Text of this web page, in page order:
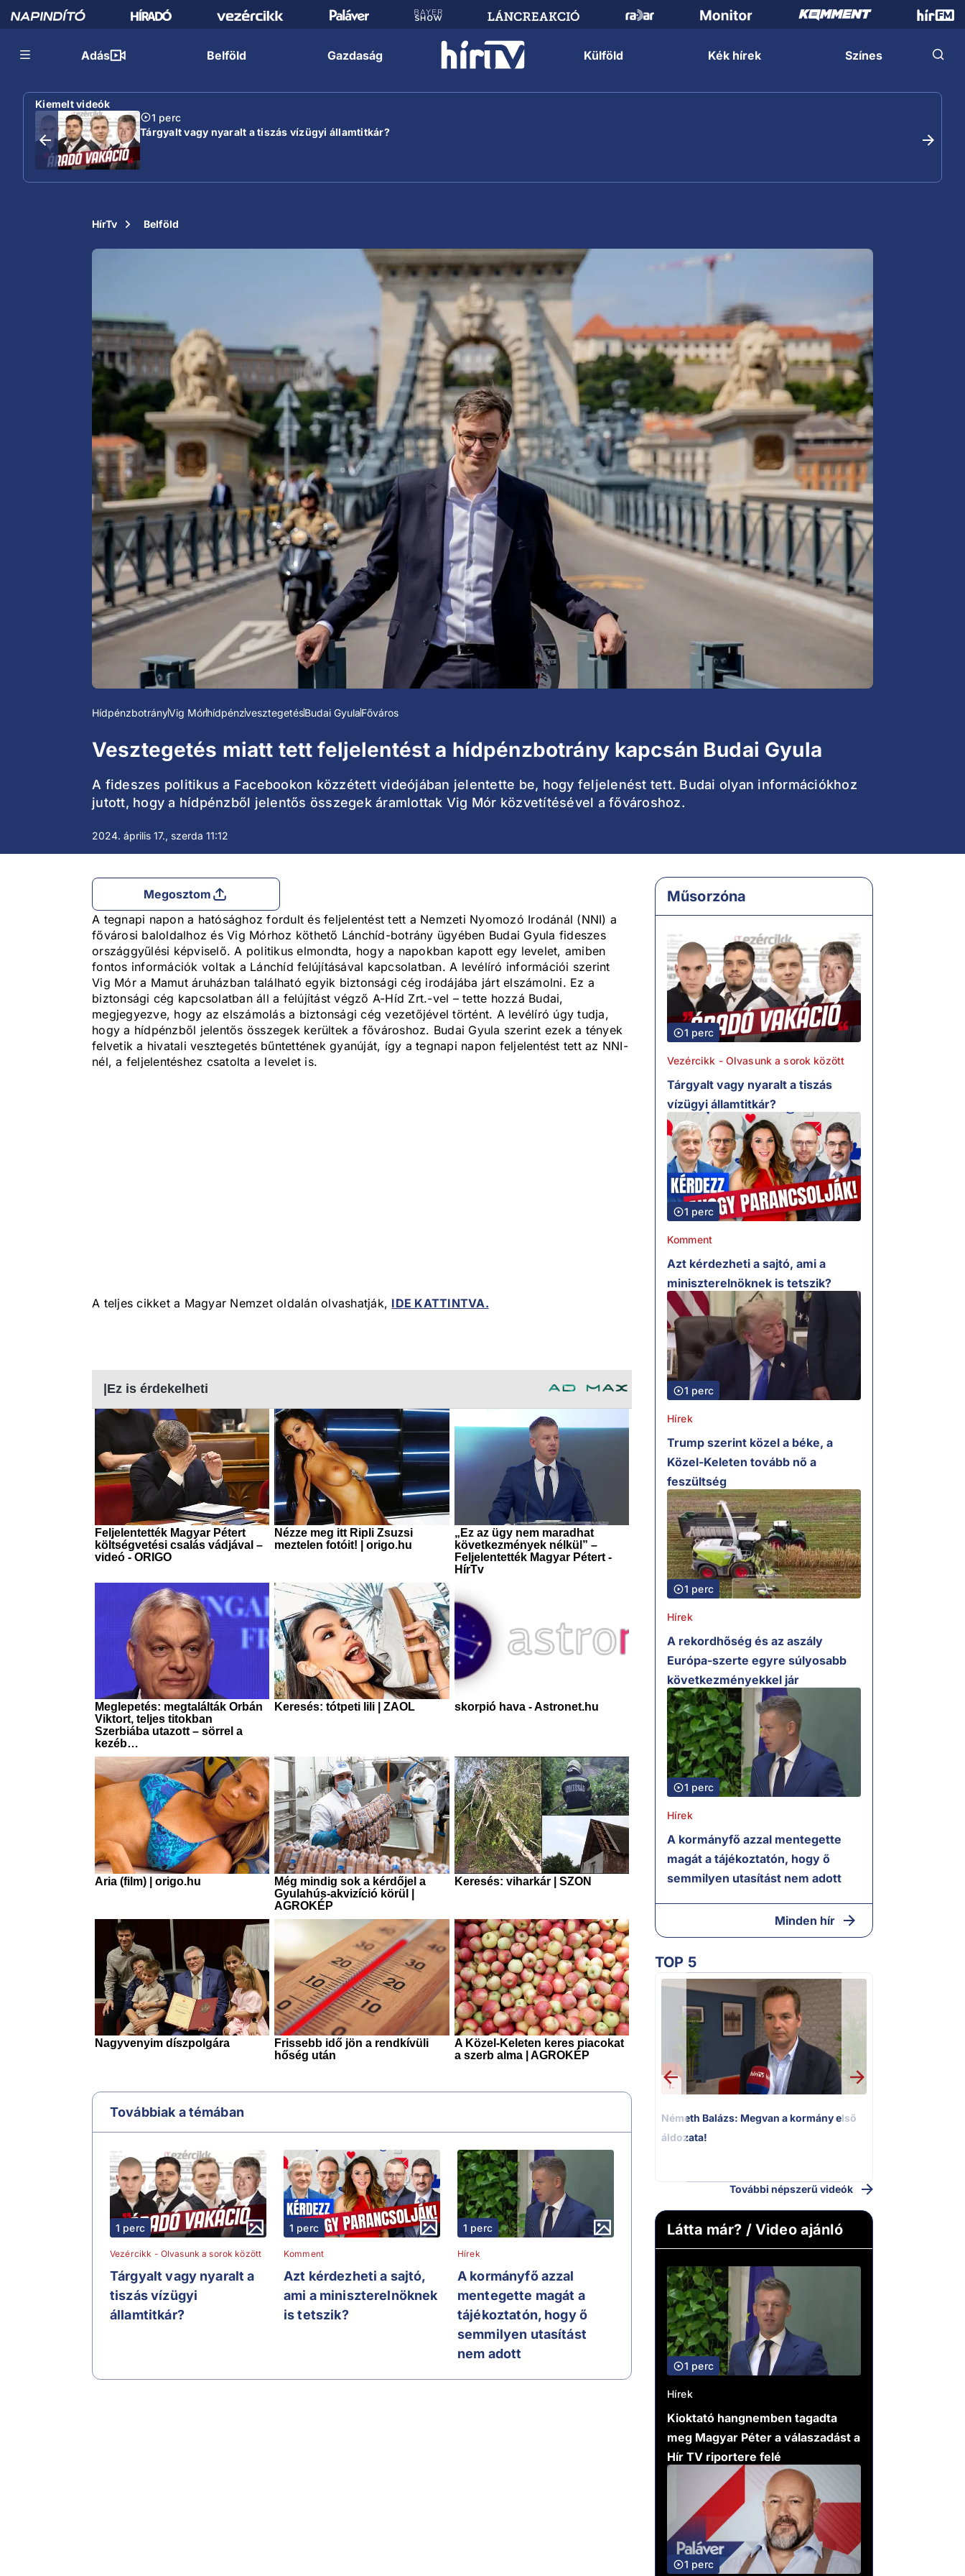
Adás Belföld Gazdaság Külföld Kék hírek Színes
Kiemelt videók
1 perc
Tárgyalt vagy nyaralt a tiszás vízügyi államtitkár?
HírTv Belföld
HídpénzbotrányVig MórhídpénzvesztegetésBudai GyulaFőváros
Vesztegetés miatt tett feljelentést a hídpénzbotrány kapcsán Budai Gyula
A fideszes politikus a Facebookon közzétett videójában jelentette be, hogy feljelenést tett. Budai olyan információkhoz
jutott, hogy a hídpénzből jelentős összegek áramlottak Vig Mór közvetítésével a fővároshoz.
2024. április 17., szerda 11:12
Megosztom
A tegnapi napon a hatósághoz fordult és feljelentést tett a Nemzeti Nyomozó Irodánál (NNI) a
fővárosi baloldalhoz és Vig Mórhoz köthető Lánchíd-botrány ügyében Budai Gyula fideszes
országgyűlési képviselő. A politikus elmondta, hogy a napokban kapott egy levelet, amiben
fontos információk voltak a Lánchíd felújításával kapcsolatban. A levélíró információi szerint
Vig Mór a Mamut áruházban található egyik biztonsági cég irodájába járt elszámolni. Ez a
biztonsági cég kapcsolatban áll a felújítást végző A-Híd Zrt.-vel – tette hozzá Budai,
megjegyezve, hogy az elszámolás a biztonsági cég vezetőjével történt. A levélíró úgy tudja,
hogy a hídpénzből jelentős összegek kerültek a fővároshoz. Budai Gyula szerint ezek a tények
felvetik a hivatali vesztegetés bűntettének gyanúját, így a tegnapi napon feljelentést tett az NNI-
nél, a feljelentéshez csatolta a levelet is.
A teljes cikket a Magyar Nemzet oldalán olvashatják, IDE KATTINTVA.
Továbbiak a témában
1 perc
Vezércikk - Olvasunk a sorok között
Tárgyalt vagy nyaralt a
tiszás vízügyi
államtitkár?
1 perc
Komment
Azt kérdezheti a sajtó,
ami a miniszterelnöknek
is tetszik?
1 perc
Hírek
A kormányfő azzal
mentegette magát a
tájékoztatón, hogy ő
semmilyen utasítást
nem adott
Műsorzóna
1 perc
Vezércikk - Olvasunk a sorok között
Tárgyalt vagy nyaralt a tiszás
vízügyi államtitkár?
1 perc
Komment
Azt kérdezheti a sajtó, ami a
miniszterelnöknek is tetszik?
1 perc
Hírek
Trump szerint közel a béke, a
Közel-Keleten tovább nő a
feszültség
1 perc
Hírek
A rekordhőség és az aszály
Európa-szerte egyre súlyosabb
következményekkel jár
1 perc
Hírek
A kormányfő azzal mentegette
magát a tájékoztatón, hogy ő
semmilyen utasítást nem adott
Minden hír
TOP 5
1.
Németh Balázs: Megvan a kormány első
áldozata!
További népszerű videók
Látta már? / Video ajánló
1 perc
Hírek
Kioktató hangnemben tagadta
meg Magyar Péter a válaszadást a
Hír TV riportere felé
1 perc